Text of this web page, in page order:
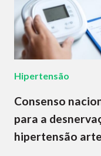
Hipertensão
Consenso
para a
hipertensão